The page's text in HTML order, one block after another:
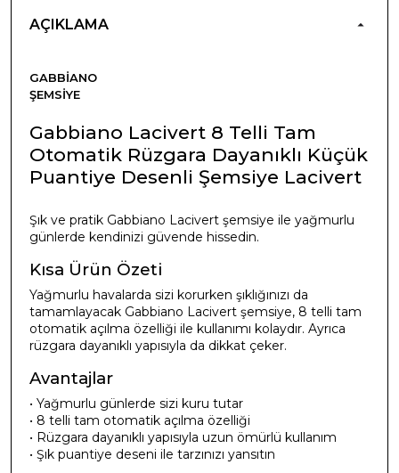
AÇIKLAMA
GABBIANO
ŞEMSIYE
Gabbiano Lacivert 8 Telli Tam
Otomatik Rüzgara Dayanıklı Küçük
Puantiye Desenli Şemsiye Lacivert
Şık ve pratik Gabbiano Lacivert şemsiye ile yağmurlu
günlerde kendinizi güvende hissedin.
Kısa Ürün Özeti
Yağmurlu havalarda sizi korurken şıklığınızı da
tamamlayacak Gabbiano Lacivert şemsiye, 8 telli tam
otomatik açılma özelliği ile kullanımı kolaydır. Ayrıca
rüzgara dayanıklı yapısıyla da dikkat çeker.
Avantajlar
• Yağmurlu günlerde sizi kuru tutar
• 8 telli tam otomatik açılma özelliği
• Rüzgara dayanıklı yapısıyla uzun ömürlü kullanım
• Şık puantiye deseni ile tarzınızı yansıtın